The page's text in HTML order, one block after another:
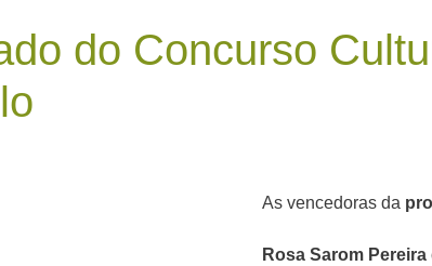
do Concurso
As vencedoras da
Rosa Sarom